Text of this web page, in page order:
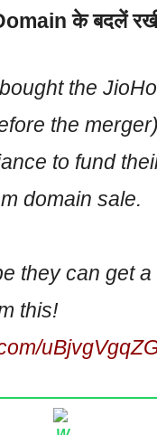
के बदलें रखी
the
the
to fund
domain sale.
they can get a
this!